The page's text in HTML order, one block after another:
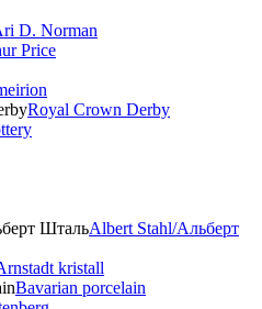
D. Norman
Price
Royal Crown Derby
Albert Stahl/Альбеpт
kristall
Bavarian porcelain